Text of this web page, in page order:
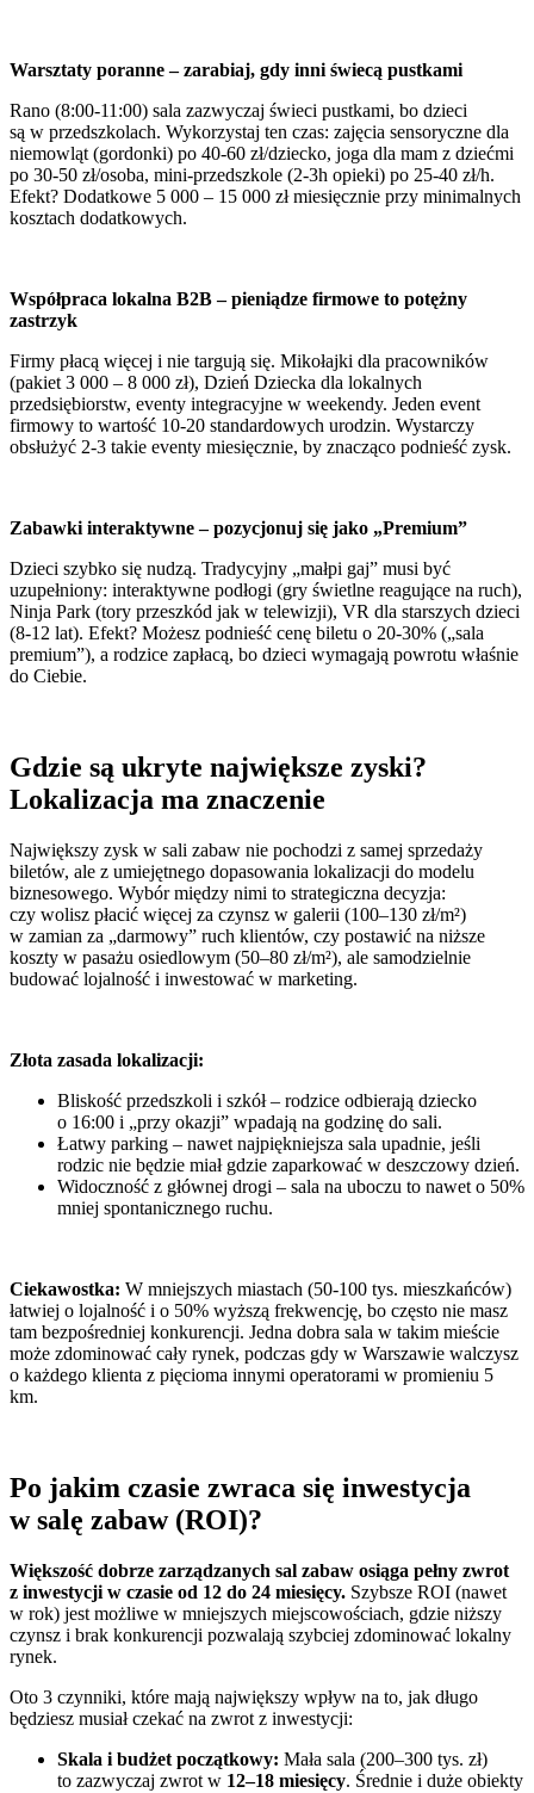
Warsztaty poranne – zarabiaj, gdy inni świecą pustkami
Rano (8:00-11:00) sala zazwyczaj świeci pustkami, bo dzieci
są w przedszkolach. Wykorzystaj ten czas: zajęcia sensoryczne dla
niemowląt (gordonki) po 40-60 zł/dziecko, joga dla mam z dziećmi
po 30-50 zł/osoba, mini-przedszkole (2-3h opieki) po 25-40 zł/h.
Efekt? Dodatkowe 5 000 – 15 000 zł miesięcznie przy minimalnych
kosztach dodatkowych.
Współpraca lokalna B2B – pieniądze firmowe to potężny
zastrzyk
Firmy płacą więcej i nie targują się. Mikołajki dla pracowników
(pakiet 3 000 – 8 000 zł), Dzień Dziecka dla lokalnych
przedsiębiorstw, eventy integracyjne w weekendy. Jeden event
firmowy to wartość 10-20 standardowych urodzin. Wystarczy
obsłużyć 2-3 takie eventy miesięcznie, by znacząco podnieść zysk.
Zabawki interaktywne – pozycjonuj się jako „Premium”
Dzieci szybko się nudzą. Tradycyjny „małpi gaj” musi być
uzupełniony: interaktywne podłogi (gry świetlne reagujące na ruch),
Ninja Park (tory przeszkód jak w telewizji), VR dla starszych dzieci
(8-12 lat). Efekt? Możesz podnieść cenę biletu o 20-30% („sala
premium”), a rodzice zapłacą, bo dzieci wymagają powrotu właśnie
do Ciebie.
Gdzie są ukryte największe zyski?
Lokalizacja ma znaczenie
Największy zysk w sali zabaw nie pochodzi z samej sprzedaży
biletów, ale z umiejętnego dopasowania lokalizacji do modelu
biznesowego. Wybór między nimi to strategiczna decyzja:
czy wolisz płacić więcej za czynsz w galerii (100–130 zł/m²)
w zamian za „darmowy” ruch klientów, czy postawić na niższe
koszty w pasażu osiedlowym (50–80 zł/m²), ale samodzielnie
budować lojalność i inwestować w marketing.
Złota zasada lokalizacji:
Bliskość przedszkoli i szkół – rodzice odbierają dziecko
o 16:00 i „przy okazji” wpadają na godzinę do sali.
Łatwy parking – nawet najpiękniejsza sala upadnie, jeśli
rodzic nie będzie miał gdzie zaparkować w deszczowy dzień.
Widoczność z głównej drogi – sala na uboczu to nawet o 50%
mniej spontanicznego ruchu.
Ciekawostka: W mniejszych miastach (50-100 tys. mieszkańców)
łatwiej o lojalność i o 50% wyższą frekwencję, bo często nie masz
tam bezpośredniej konkurencji. Jedna dobra sala w takim mieście
może zdominować cały rynek, podczas gdy w Warszawie walczysz
o każdego klienta z pięcioma innymi operatorami w promieniu 5
km.
Po jakim czasie zwraca się inwestycja
w salę zabaw (ROI)?
Większość dobrze zarządzanych sal zabaw osiąga pełny zwrot
z inwestycji w czasie od 12 do 24 miesięcy. Szybsze ROI (nawet
w rok) jest możliwe w mniejszych miejscowościach, gdzie niższy
czynsz i brak konkurencji pozwalają szybciej zdominować lokalny
rynek.
Oto 3 czynniki, które mają największy wpływ na to, jak długo
będziesz musiał czekać na zwrot z inwestycji:
Skala i budżet początkowy: Mała sala (200–300 tys. zł)
to zazwyczaj zwrot w 12–18 miesięcy. Średnie i duże obiekty